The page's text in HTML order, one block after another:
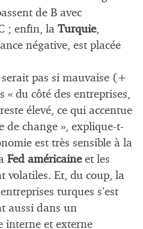
de B avec
; enfin, la Turquie,
négative, est placée
pas si mauvaise (+
« du côté des entreprises,
élevé, ce qui accentue
de change », explique-t-
est très sensible à la
Fed américaineet les
volatiles. Et, du coup, la
turques s’est
aussi dans un
interne et externe